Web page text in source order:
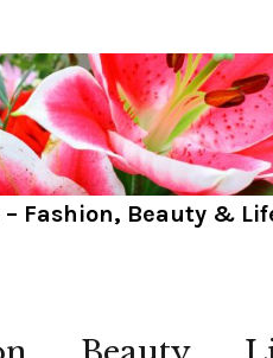
Fashion, Beauty &